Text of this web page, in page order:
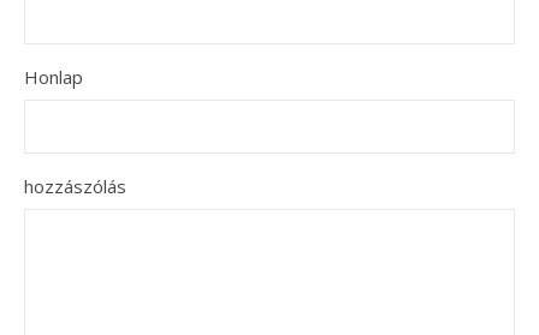
Honlap
hozzászólás